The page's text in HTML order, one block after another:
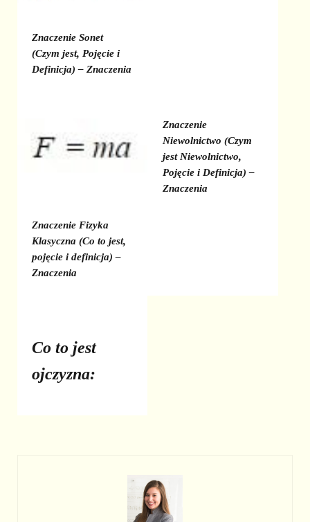
Znaczenie Sonet
(Czym jest, Pojęcie i
Definicja) – Znaczenia
Znaczenie Fizyka
Klasyczna (Co to jest,
pojęcie i definicja) –
Znaczenia
Znaczenie
Niewolnictwo (Czym
jest Niewolnictwo,
Pojęcie i Definicja) –
Znaczenia
Co to jest
ojczyzna: